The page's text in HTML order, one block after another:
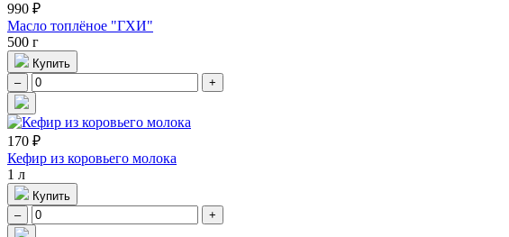
990 ₽
Масло топлёное "ГХИ"
500 г
Купить
–
+
170 ₽
Кефир из коровьего молока
1 л
Купить
–
+